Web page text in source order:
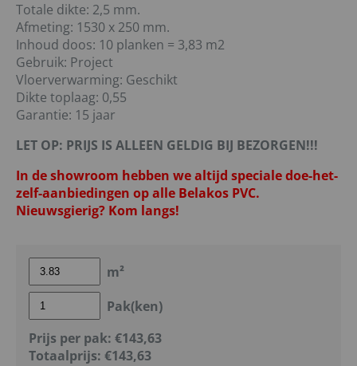
Totale dikte: 2,5 mm.
Afmeting: 1530 x 250 mm.
Inhoud doos: 10 planken = 3,83 m2
Gebruik: Project
Vloerverwarming: Geschikt
Dikte toplaag: 0,55
Garantie: 15 jaar
LET OP: PRIJS IS ALLEEN GELDIG BIJ BEZORGEN!!!
In de showroom hebben we altijd speciale doe-het-
zelf-aanbiedingen op alle Belakos PVC.
Nieuwsgierig? Kom langs!
m²
Pak(ken)
Prijs per pak: €143,63
Totaalprijs: €143,63